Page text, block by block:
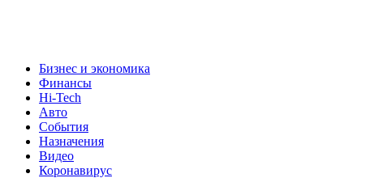
Бизнес и экономика
Финансы
Hi-Tech
Авто
События
Назначения
Видео
Коронавирус